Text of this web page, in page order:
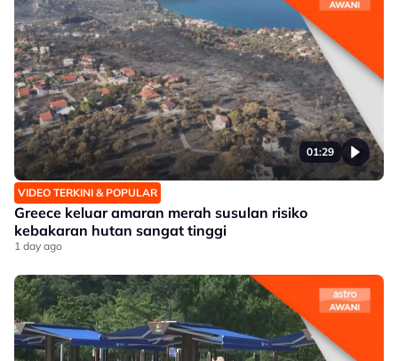
01:29
VIDEO TERKINI & POPULAR
Greece keluar amaran merah susulan risiko
kebakaran hutan sangat tinggi
1 day ago